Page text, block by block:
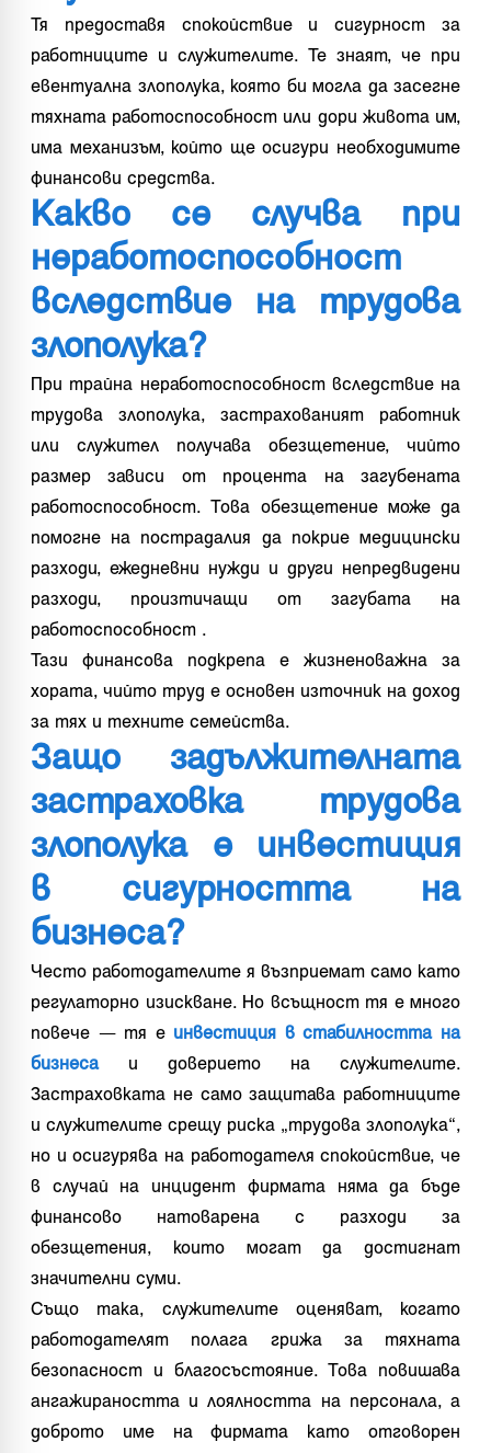
Тя предоставя спокойствие и сигурност за
работниците и служителите. Те знаят, че при
евентуална злополука, която би могла да засегне
тяхната работоспособност или дори живота им,
има механизъм, който ще осигури необходимите
финансови средства.
Какво се случва при
неработоспособност
вследствие на трудова
злополука?
При трайна неработоспособност вследствие на
трудова злополука, застрахованият работник
или служител получава обезщетение, чийто
размер зависи от процента на загубената
работоспособност. Това обезщетение може да
помогне на пострадалия да покрие медицински
разходи, ежедневни нужди и други непредвидени
разходи, произтичащи от загубата на
работоспособност .
Тази финансова подкрепа е жизненоважна за
хората, чийто труд е основен източник на доход
за тях и техните семейства.
Защо задължителната
застраховка трудова
злополука е инвестиция
в сигурността на
бизнеса?
Често работодателите я възприемат само като
регулаторно изискване. Но всъщност тя е много
повече — тя е инвестиция в стабилността на
бизнесаи доверието на служителите.
Застраховката не само защитава работниците
и служителите срещу риска „трудова злополука“,
но и осигурява на работодателя спокойствие, че
в случай на инцидент фирмата няма да бъде
финансово натоварена с разходи за
обезщетения, които могат да достигнат
значителни суми.
Също така, служителите оценяват, когато
работодателят полага грижа за тяхната
безопасност и благосъстояние. Това повишава
ангажираността и лоялността на персонала, а
доброто име на фирмата като отговорен